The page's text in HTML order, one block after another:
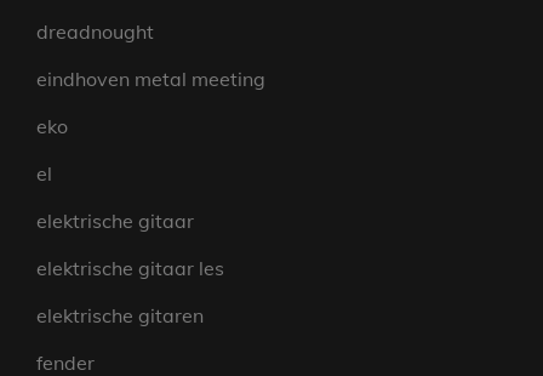
dreadnought
eindhoven metal meeting
eko
el
elektrische gitaar
elektrische gitaar les
elektrische gitaren
fender